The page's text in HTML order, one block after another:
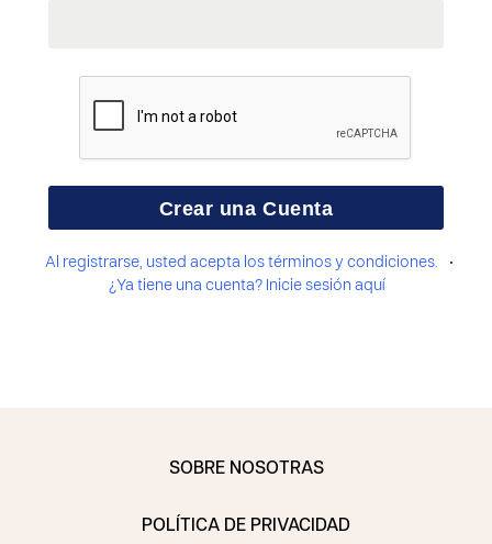
Al registrarse, usted acepta los términos y condiciones. •
¿Ya tiene una cuenta? Inicie sesión aquí
SOBRE NOSOTRAS
POLÍTICA DE PRIVACIDAD